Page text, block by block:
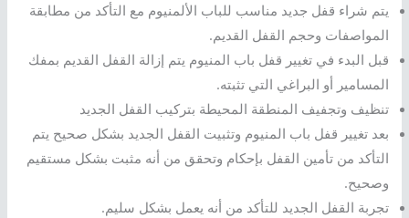
يتم شراء قفل جديد مناسب للباب الألمنيوم مع التأكد من مطابقة
المواصفات وحجم القفل القديم.
قبل البدء في تغيير قفل باب المنيوم يتم إزالة القفل القديم بمفك
المسامير أو البراغي التي تثبته.
تنظيف وتجفيف المنطقة المحيطة بتركيب القفل الجديد
بعد تغيير قفل باب المنيوم وتثبيت القفل الجديد بشكل صحيح يتم
التأكد من تأمين القفل بإحكام وتحقق من أنه مثبت بشكل مستقيم
وصحيح.
تجربة القفل الجديد للتأكد من أنه يعمل بشكل سليم.